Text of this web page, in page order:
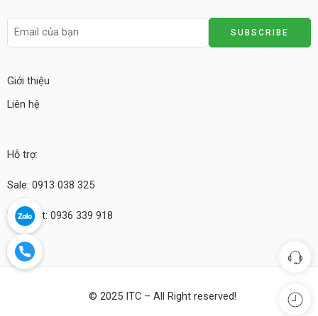
Giới thiệu
Liên hệ
Hỗ trợ:
Sale: 0913 038 325
Kỹ thuật: 0936 339 918
© 2025 ITC – All Right reserved!